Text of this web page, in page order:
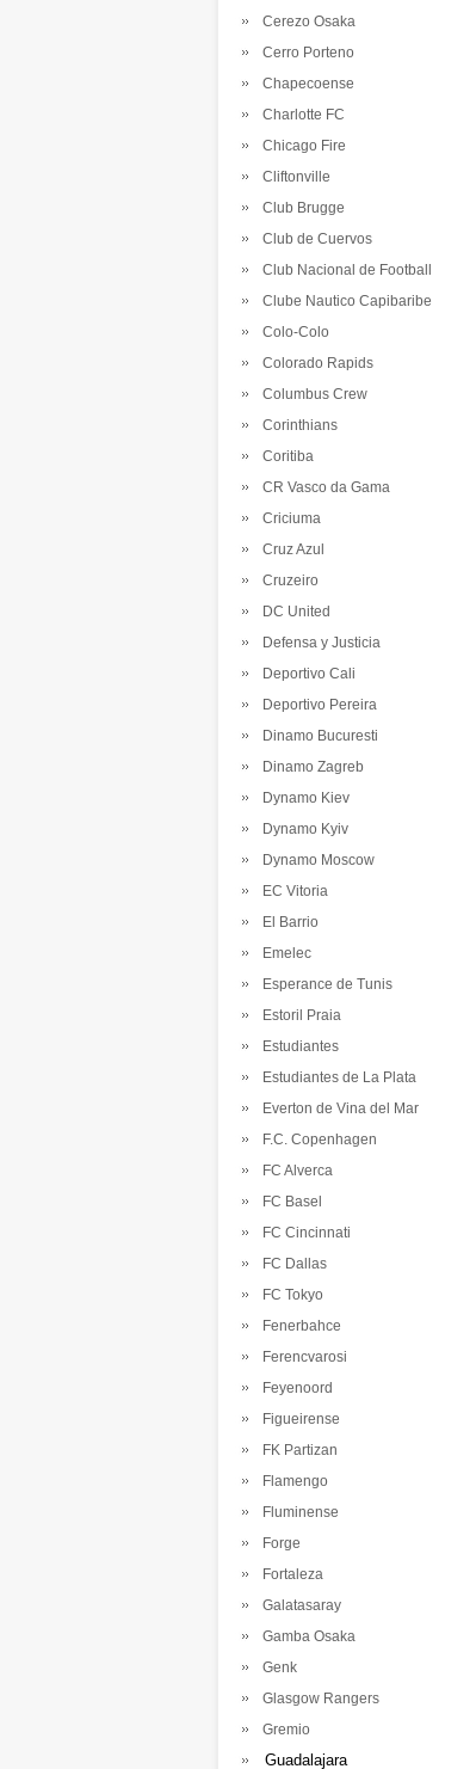
Cerezo Osaka
Cerro Porteno
Chapecoense
Charlotte FC
Chicago Fire
Cliftonville
Club Brugge
Club de Cuervos
Club Nacional de Football
Clube Nautico Capibaribe
Colo-Colo
Colorado Rapids
Columbus Crew
Corinthians
Coritiba
CR Vasco da Gama
Criciuma
Cruz Azul
Cruzeiro
DC United
Defensa y Justicia
Deportivo Cali
Deportivo Pereira
Dinamo Bucuresti
Dinamo Zagreb
Dynamo Kiev
Dynamo Kyiv
Dynamo Moscow
EC Vitoria
El Barrio
Emelec
Esperance de Tunis
Estoril Praia
Estudiantes
Estudiantes de La Plata
Everton de Vina del Mar
F.C. Copenhagen
FC Alverca
FC Basel
FC Cincinnati
FC Dallas
FC Tokyo
Fenerbahce
Ferencvarosi
Feyenoord
Figueirense
FK Partizan
Flamengo
Fluminense
Forge
Fortaleza
Galatasaray
Gamba Osaka
Genk
Glasgow Rangers
Gremio
Guadalajara